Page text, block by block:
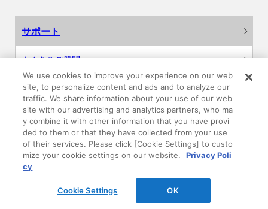
サポート
よくあるご質問
カタログ閲覧・資料請求
各種データダウンロード
WEB見積・各種シミュレーション
交換用部品の購入
We use cookies to improve your experience on our web
site, to personalize content and ads and to analyze our
traffic. We share information about your use of our web
site with our advertising and analytics partners, who ma
y combine it with other information that you have provi
ded to them or that they have collected from your use
of their services. Please click [Cookie Settings] to custo
mize your cookie settings on our website.
Privacy Poli
cy
Cookie Settings OK